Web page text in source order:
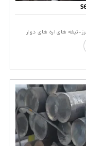
تیغه های اره های دوار